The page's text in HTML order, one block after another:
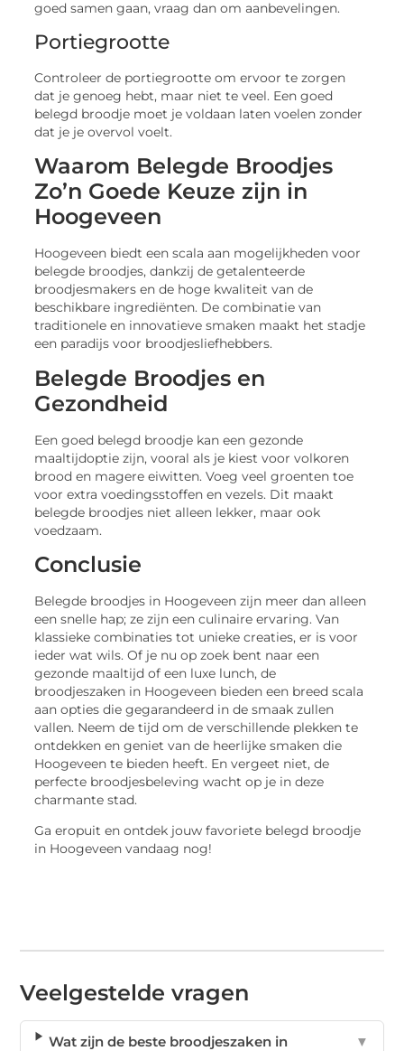
goed samen gaan, vraag dan om aanbevelingen.
Portiegrootte
Controleer de portiegrootte om ervoor te zorgen
dat je genoeg hebt, maar niet te veel. Een goed
belegd broodje moet je voldaan laten voelen zonder
dat je je overvol voelt.
Waarom Belegde Broodjes
Zo’n Goede Keuze zijn in
Hoogeveen
Hoogeveen biedt een scala aan mogelijkheden voor
belegde broodjes, dankzij de getalenteerde
broodjesmakers en de hoge kwaliteit van de
beschikbare ingrediënten. De combinatie van
traditionele en innovatieve smaken maakt het stadje
een paradijs voor broodjesliefhebbers.
Belegde Broodjes en
Gezondheid
Een goed belegd broodje kan een gezonde
maaltijdoptie zijn, vooral als je kiest voor volkoren
brood en magere eiwitten. Voeg veel groenten toe
voor extra voedingsstoffen en vezels. Dit maakt
belegde broodjes niet alleen lekker, maar ook
voedzaam.
Conclusie
Belegde broodjes in Hoogeveen zijn meer dan alleen
een snelle hap; ze zijn een culinaire ervaring. Van
klassieke combinaties tot unieke creaties, er is voor
ieder wat wils. Of je nu op zoek bent naar een
gezonde maaltijd of een luxe lunch, de
broodjeszaken in Hoogeveen bieden een breed scala
aan opties die gegarandeerd in de smaak zullen
vallen. Neem de tijd om de verschillende plekken te
ontdekken en geniet van de heerlijke smaken die
Hoogeveen te bieden heeft. En vergeet niet, de
perfecte broodjesbeleving wacht op je in deze
charmante stad.
Ga eropuit en ontdek jouw favoriete belegd broodje
in Hoogeveen vandaag nog!
Veelgestelde vragen
Wat zijn de beste broodjeszaken in
▼